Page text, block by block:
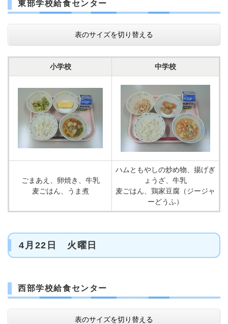
東部学校給食センター
表のサイズを切り替える
小学校 中学校
ごまあえ、卵焼き、牛乳
麦ごはん、うま煮
ハムともやしの炒め物、揚げぎ
ょうざ、牛乳
麦ごはん、鶏家豆腐（ジージャ
ーどうふ）
4月22日 火曜日
西部学校給食センター
表のサイズを切り替える